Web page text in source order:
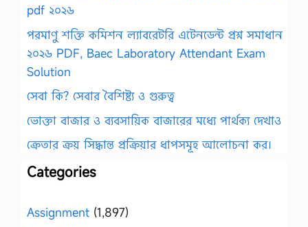
pdf ২০২৬
পরমাণু শক্তি কমিশন ল্যাবরেটরি এটেনডেন্ট প্রশ্ন সমাধান
২০২৬ PDF, Baec Laboratory Attendant Exam
Solution
সেবা কি? সেবার বৈশিষ্ট্য ও গুরুত্ব
ভোক্তা বাজার ও ব্যবসায়িক বাজারের মধ্যে পার্থক্য দেখাও
ক্রেতার ক্রয় সিদ্ধান্ত প্রক্রিয়ার ধাপসমূহ আলোচনা কর।
Categories
Assignment (1,897)